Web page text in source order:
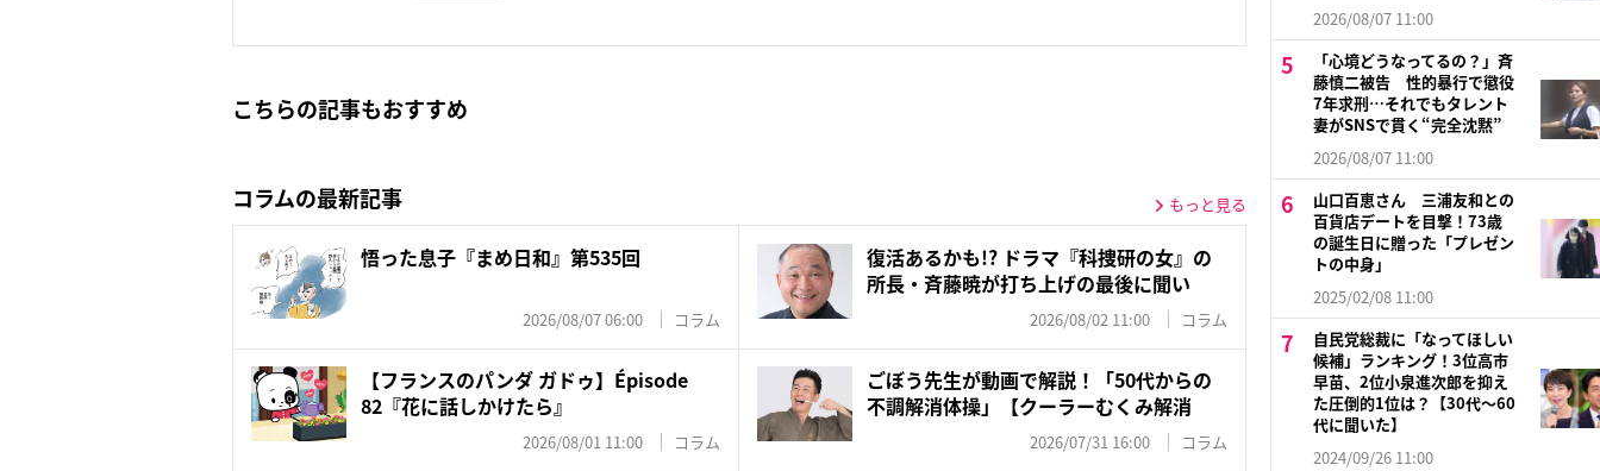
こちらの記事もおすすめ
コラムの最新記事 もっと見る
悟った息子『まめ日和』第535回
2026/08/07 06:00 コラム
復活あるかも!? ドラマ『科捜研の女』の
所長・斉藤暁が打ち上げの最後に聞い
2026/08/02 11:00 コラム
【フランスのパンダ ガドゥ】Épisode
82『花に話しかけたら』
2026/08/01 11:00 コラム
ごぼう先生が動画で解説！「50代からの
不調解消体操」【クーラーむくみ解消
2026/07/31 16:00 コラム
2026/08/07 11:00
「心境どうなってるの？」斉
藤慎二被告 性的暴行で懲役
7年求刑…それでもタレント
妻がSNSで貫く“完全沈黙”
2026/08/07 11:00
山口百恵さん 三浦友和との
百貨店デートを目撃！73歳
の誕生日に贈った「プレゼン
トの中身」
2025/02/08 11:00
自民党総裁に「なってほしい
候補」ランキング！3位高市
早苗、2位小泉進次郎を抑え
た圧倒的1位は？【30代〜60
代に聞いた】
2024/09/26 11:00